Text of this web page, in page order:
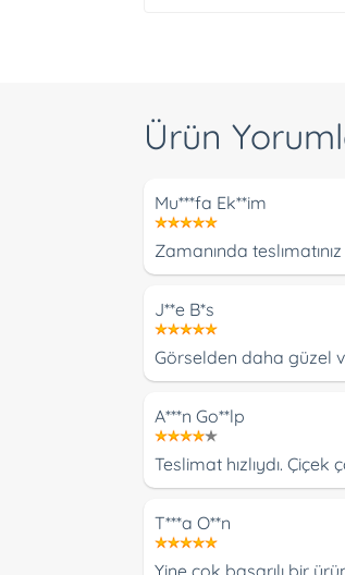
Ürün
Mu***fa Ek**im
Zamanında
J**e B*s
Görselden daha güzel
A***n Go**lp
Teslimat hızlıydı.
T***a O**n
Yine çok başarılı bir